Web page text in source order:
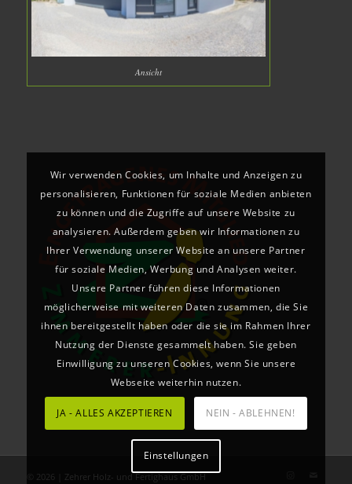
Ansicht
© 2026 | Zehrer Holz- und Fertighaus GmbH
Wir verwenden Cookies, um Inhalte und Anzeigen zu
personalisieren, Funktionen für soziale Medien anbieten
zu können und die Zugriffe auf unsere Website zu
analysieren. Außerdem geben wir Informationen zu
Ihrer Verwendung unserer Website an unsere Partner
für soziale Medien, Werbung und Analysen weiter.
Unsere Partner führen diese Informationen
möglicherweise mit weiteren Daten zusammen, die Sie
ihnen bereitgestellt haben oder die sie im Rahmen Ihrer
Nutzung der Dienste gesammelt haben. Sie geben
Einwilligung zu unseren Cookies, wenn Sie unsere
Webseite weiterhin nutzen.
JA - ALLES AKZEPTIEREN NEIN - ABLEHNEN!
Einstellungen